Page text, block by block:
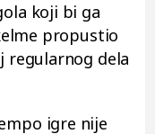
koji bi ga
propustio
regularnog dela
igre nije